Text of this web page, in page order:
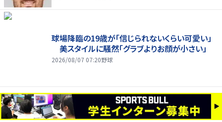
球場降臨の19歳が「信じられないくらい可愛い」
美スタイルに騒然「グラブよりお顔が小さい」
2026/08/07 07:20野球